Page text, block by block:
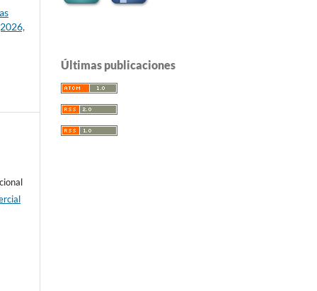
Últimas publicaciones